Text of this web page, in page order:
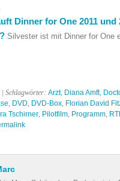
Dinner for One 2011 und
Silvester ist mit Dinner for One
| Schlagwörter: Arzt, Diana Amft,
, DVD, DVD-Box, Florian David
Tschirner, Pilotfilm, Programm,